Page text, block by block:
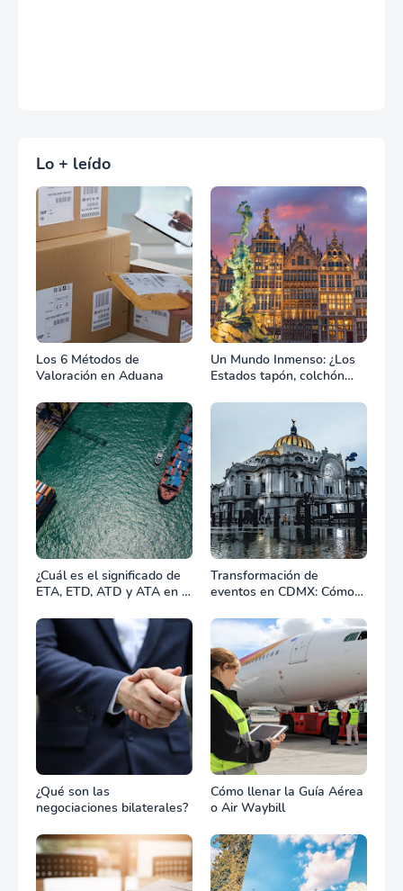
Lo + leído
Los 6 Métodos de
Valoración en Aduana
Un Mundo Inmenso: ¿Los
Estados tapón, colchón
combate?
¿Cuál es el significado de
ETA, ETD, ATD y ATA en el
Transformación de
eventos en CDMX: Cómo
equipos define el éxito de
tu celebración
¿Qué son las
negociaciones bilaterales?
Cómo llenar la Guía Aérea
o Air Waybill